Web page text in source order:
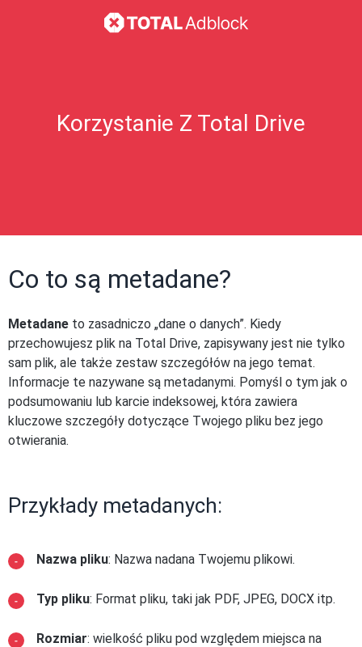
Korzystanie Z Total Drive
Co to są metadane?
Metadane to zasadniczo „dane o danych”. Kiedy
przechowujesz plik na Total Drive, zapisywany jest nie tylko
sam plik, ale także zestaw szczegółów na jego temat.
Informacje te nazywane są metadanymi. Pomyśl o tym jak o
podsumowaniu lub karcie indeksowej, która zawiera
kluczowe szczegóły dotyczące Twojego pliku bez jego
otwierania.
Przykłady metadanych:
Nazwa pliku: Nazwa nadana Twojemu plikowi.
Typ pliku: Format pliku, taki jak PDF, JPEG, DOCX itp.
Rozmiar: wielkość pliku pod względem miejsca na